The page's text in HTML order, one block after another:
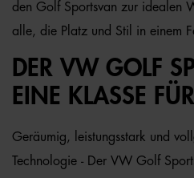
den Golf Sportsvan zur idealen
alle, die Platz und Stil in einem
DER VW GOLF
EINE KLASSE
Geräumig, leistungsstark und
Technologie - Der VW Golf